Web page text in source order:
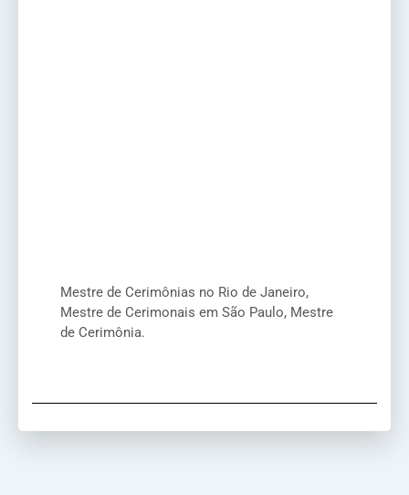
Mestre de Cerimônias no Rio de Janeiro,
Mestre de Cerimonais em São Paulo, Mestre
de Cerimônia.